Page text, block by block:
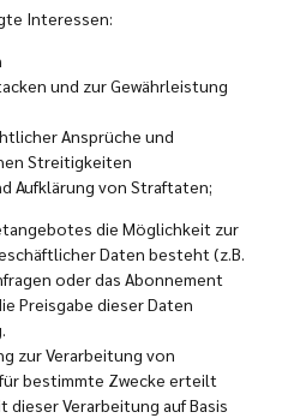
Interessen:
und zur Gewährleistung
Ansprüche und
Streitigkeiten
Aufklärung von Straftaten;
die Möglichkeit zur
Daten besteht (z.B.
oder das Abonnement
Preisgabe dieser Daten
zur Verarbeitung von
bestimmte Zwecke erteilt
dieser Verarbeitung auf Basis